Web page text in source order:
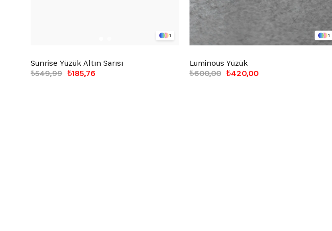
1
Sunrise Yüzük Altın Sarısı
₺185,76
₺549,99
1
Luminous Yüzük
₺420,00
₺600,00